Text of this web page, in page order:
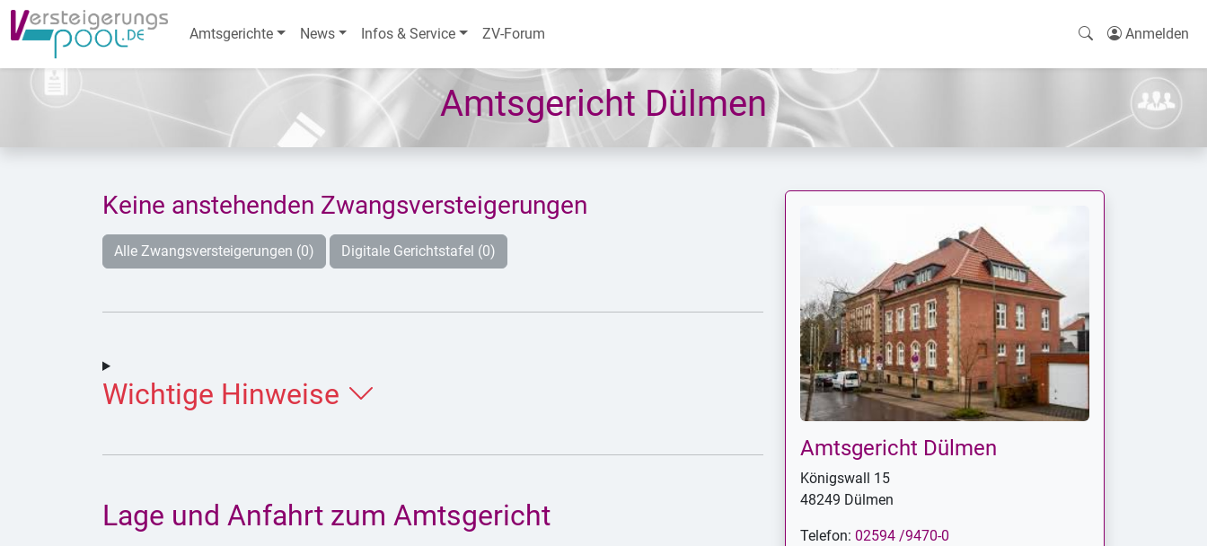
Amtsgerichte News Infos & Service ZV-Forum Anmelden
Amtsgericht Dülmen
Keine anstehenden Zwangsversteigerungen
Alle Zwangsversteigerungen (0) Digitale Gerichtstafel (0)
Wichtige Hinweise
Lage und Anfahrt zum Amtsgericht
Amtsgericht Dülmen
Königswall 15
48249 Dülmen
Telefon: 02594 /9470-0